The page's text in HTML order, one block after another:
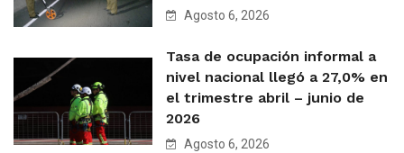
Agosto 6, 2026
Tasa de ocupación informal a
nivel nacional llegó a 27,0% en
el trimestre abril – junio de
2026
Agosto 6, 2026